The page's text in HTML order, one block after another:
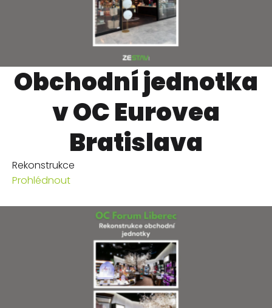
Obchodní jednotka
v OC Eurovea
Bratislava
Rekonstrukce
Prohlédnout